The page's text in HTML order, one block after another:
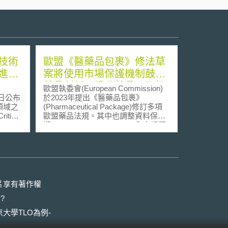
術
行
公布
域之
會員
在
大限
，為
。
域的
評
歐盟《醫藥品包裹》修法草
案將使用市場保護機制鼓勵
藥品創新、提升藥品可及性
歐盟執委會(European Commission)
於2023年提出《醫藥品包裹》
(Pharmaceutical Package)修訂多項
歐盟藥品法規。其中也調整資料保護
期(period of data protection)和市場獨
占期(market exclusivity)等制度，激
過，若歐洲理事會決議通過，即完成
修法。為協助產業界提早因應布局，
享有著作權
大學TLO為例-